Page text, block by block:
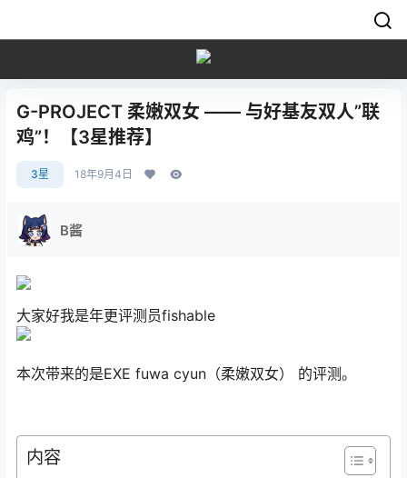
G-PROJECT 柔嫩双女 —— 与好基友双人”联
鸡”！【3星推荐】
3星 18年9月4日
B酱
大家好我是年更评测员fishable
本次带来的是EXE fuwa cyun（柔嫩双女） 的评测。
内容